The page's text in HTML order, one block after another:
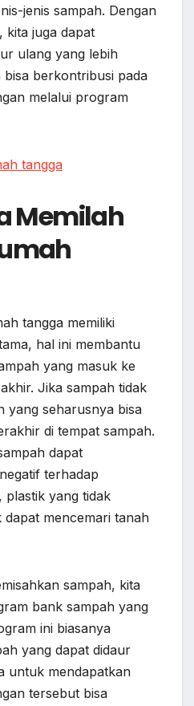
jenis sampah. Dengan
kita juga dapat
ulang yang lebih
bisa berkontribusi pada
melalui program
tangga
Memilah
tangga memiliki
hal ini membantu
yang masuk ke
Jika sampah tidak
yang seharusnya bisa
di tempat sampah.
dapat
terhadap
plastik yang tidak
mencemari tanah
sampah, kita
bank sampah yang
ini biasanya
yang dapat didaur
untuk mendapatkan
tersebut bisa